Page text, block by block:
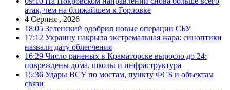
атак, чем на ближайшем к Горловке
4 Серпня , 2026
18:05 Зеленский одобрил новые операции СБУ
17:12 Украину накрыла экстремальная жара: синоптики
назвали дату облегчения
16:29 Число раненых в Краматорске выросло до 24:
повреждены дома, школы и инфраструктура
15:36 Удары ВСУ по мостам, пункту ФСБ и объектам
связи